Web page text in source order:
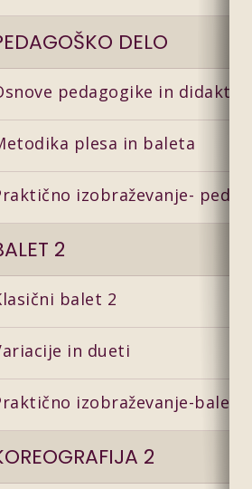
DELO
pedagogike in
plesa in baleta
izobraževanje-
2
balet 2
in dueti
izobraževanje-balet 2
2